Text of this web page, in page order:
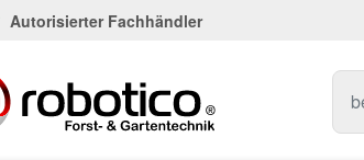
Autorisierter Fachhändler